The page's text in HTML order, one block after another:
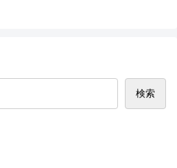
検索